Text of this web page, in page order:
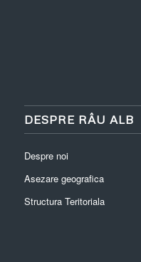
DESPRE RÂU ALB
Despre noi
Asezare geografica
Structura Teritoriala